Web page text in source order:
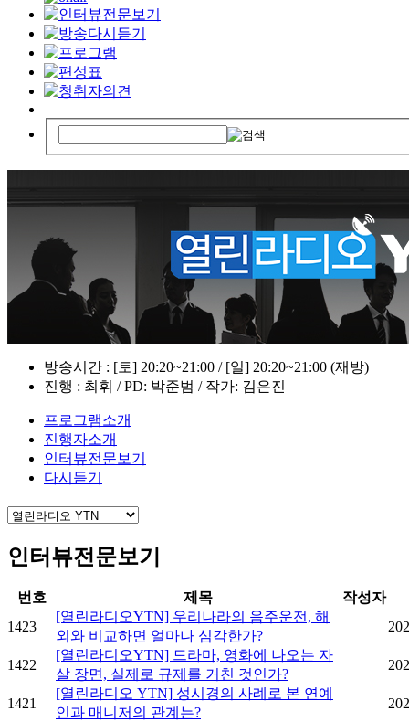
방송시간 : [토] 20:20~21:00 / [일] 20:20~21:00 (재방)
진행 : 최휘 / PD: 박준범 / 작가: 김은진
프로그램소개
진행자소개
인터뷰전문보기
다시듣기
인터뷰전문보기
번호 제목
작성자
1423
[열린라디오YTN] 우리나라의 음주운전, 해
외와 비교하면 얼마나 심각한가?
1422
[열린라디오YTN] 드라마, 영화에 나오는 자
살 장면, 실제로 규제를 거친 것인가?
1421
[열린라디오 YTN] 성시경의 사례로 본 연예
인과 매니저의 관계는?